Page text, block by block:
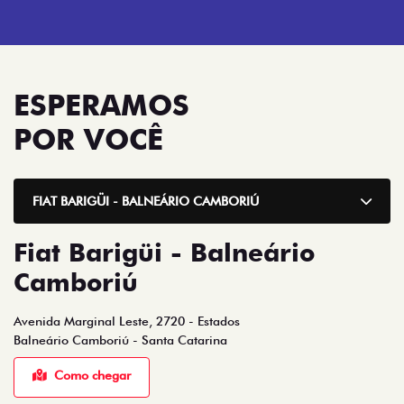
ESPERAMOS
POR VOCÊ
FIAT BARIGÜI - BALNEÁRIO CAMBORIÚ
Fiat Barigüi - Balneário
Avenida Marginal Leste, 2720 - Estados
Balneário Camboriú - Santa Catarina
Como chegar